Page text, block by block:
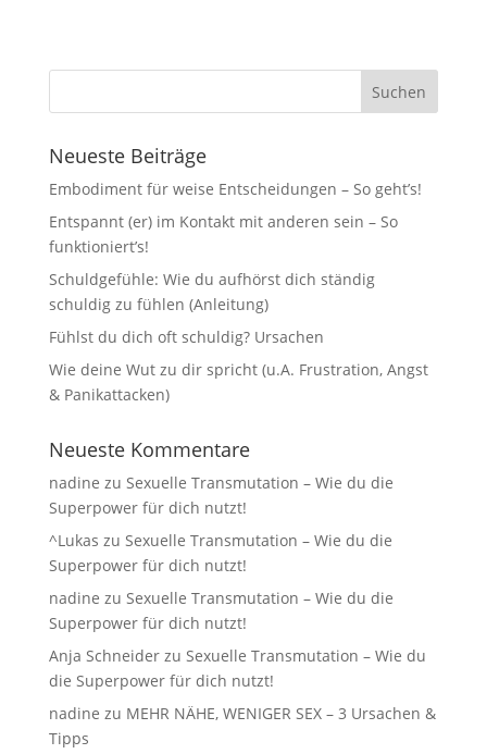
Neueste Beiträge
Embodiment für weise Entscheidungen – So geht’s!
Entspannt (er) im Kontakt mit anderen sein – So
funktioniert’s!
Schuldgefühle: Wie du aufhörst dich ständig
schuldig zu fühlen (Anleitung)
Fühlst du dich oft schuldig? Ursachen
Wie deine Wut zu dir spricht (u.A. Frustration, Angst
& Panikattacken)
Neueste Kommentare
nadine zu Sexuelle Transmutation – Wie du die
Superpower für dich nutzt!
^Lukas zu Sexuelle Transmutation – Wie du die
Superpower für dich nutzt!
nadine zu Sexuelle Transmutation – Wie du die
Superpower für dich nutzt!
Anja Schneiderzu Sexuelle Transmutation – Wie du
die Superpower für dich nutzt!
nadine zu MEHR NÄHE, WENIGER SEX – 3 Ursachen &
Tipps